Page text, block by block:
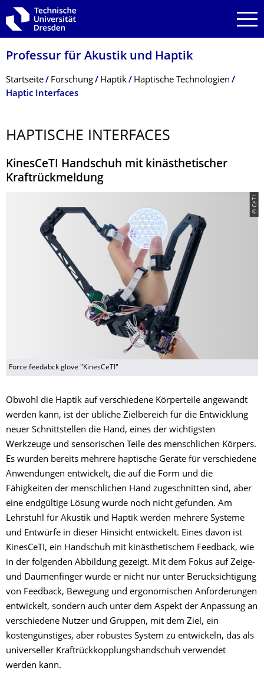
Zur Hauptnavigation springen
Zur Suche springen
Zum Inhalt springen
Professur für Akustik und Haptik
Breadcrumb-Menü
Startseite Forschung Haptik
Haptische Technologien
Haptic Interfaces
HAPTISCHE INTERFACES
KinesCeTI Handschuh mit kinästhetischer
Kraftrückmeldung
© CeTI
Force feedabck glove "KinesCeTI"
Obwohl die Haptik auf verschiedene Körperteile angewandt
werden kann, ist der übliche Zielbereich für die Entwicklung
neuer Schnittstellen die Hand, eines der wichtigsten
Werkzeuge und sensorischen Teile des menschlichen Körpers.
Es wurden bereits mehrere haptische Geräte für verschiedene
Anwendungen entwickelt, die auf die Form und die
Fähigkeiten der menschlichen Hand zugeschnitten sind, aber
eine endgültige Lösung wurde noch nicht gefunden. Am
Lehrstuhl für Akustik und Haptik werden mehrere Systeme
und Entwürfe in dieser Hinsicht entwickelt. Eines davon ist
KinesCeTI, ein Handschuh mit kinästhetischem Feedback, wie
in der folgenden Abbildung gezeigt. Mit dem Fokus auf Zeige-
und Daumenfinger wurde er nicht nur unter Berücksichtigung
von Feedback, Bewegung und ergonomischen Anforderungen
entwickelt, sondern auch unter dem Aspekt der Anpassung an
verschiedene Nutzer und Gruppen, mit dem Ziel, ein
kostengünstiges, aber robustes System zu entwickeln, das als
universeller Kraftrückkopplungshandschuh verwendet
werden kann.